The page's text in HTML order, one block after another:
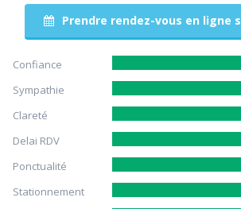
Prendre rendez-vous en ligne
Confiance
Sympathie
Clareté
Delai RDV
Ponctualité
Stationnement